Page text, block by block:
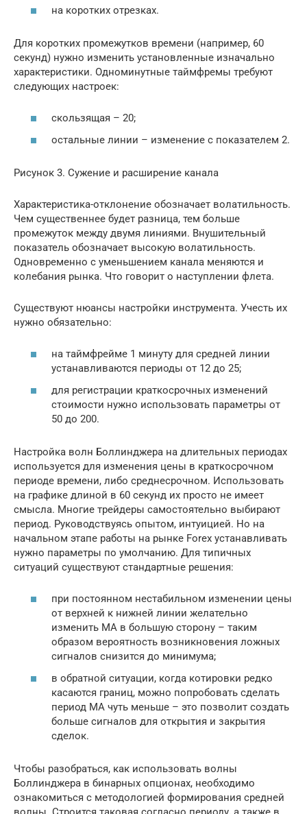
на коротких отрезках.
Для коротких промежутков времени (например, 60
секунд) нужно изменить установленные изначально
характеристики. Одноминутные таймфремы требуют
следующих настроек:
скользящая – 20;
остальные линии – изменение с показателем 2.
Рисунок 3. Сужение и расширение канала
Характеристика-отклонение обозначает волатильность.
Чем существеннее будет разница, тем больше
промежуток между двумя линиями. Внушительный
показатель обозначает высокую волатильность.
Одновременно с уменьшением канала меняются и
колебания рынка. Что говорит о наступлении флета.
Существуют нюансы настройки инструмента. Учесть их
нужно обязательно:
на таймфрейме 1 минуту для средней линии
устанавливаются периоды от 12 до 25;
для регистрации краткосрочных изменений
стоимости нужно использовать параметры от
50 до 200.
Настройка волн Боллинджера на длительных периодах
используется для изменения цены в краткосрочном
периоде времени, либо среднесрочном. Использовать
на графике длиной в 60 секунд их просто не имеет
смысла. Многие трейдеры самостоятельно выбирают
период. Руководствуясь опытом, интуицией. Но на
начальном этапе работы на рынке Forex устанавливать
нужно параметры по умолчанию. Для типичных
ситуаций существуют стандартные решения:
при постоянном нестабильном изменении цены
от верхней к нижней линии желательно
изменить МА в большую сторону – таким
образом вероятность возникновения ложных
сигналов снизится до минимума;
в обратной ситуации, когда котировки редко
касаются границ, можно попробовать сделать
период МА чуть меньше – это позволит создать
больше сигналов для открытия и закрытия
сделок.
Чтобы разобраться, как использовать волны
Боллинджера в бинарных опционах, необходимо
ознакомиться с методологией формирования средней